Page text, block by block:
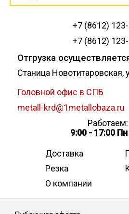
+7 (8612)
+7 (8612)
Отгрузка
Станица Новотитаровская,
Головной офис в СПБ
metall-krd@1metallobaza.ru
Работаем:
9:00 - 17:00
Доставка
Резка
О компании